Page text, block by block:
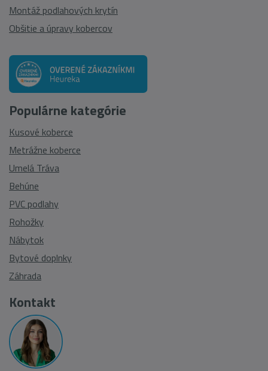
Montáž podlahových krytín
Obšitie a úpravy kobercov
Populárne kategórie
Kusové koberce
Metrážne koberce
Umelá Tráva
Behúne
PVC podlahy
Rohožky
Nábytok
Bytové doplnky
Záhrada
Kontakt